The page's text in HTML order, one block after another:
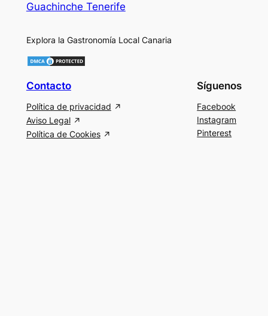
Guachinche Tenerife
Explora la Gastronomía Local Canaria
Contacto
Política de privacidad
Aviso Legal
Política de Cookies
Síguenos
Facebook
Instagram
Pinterest